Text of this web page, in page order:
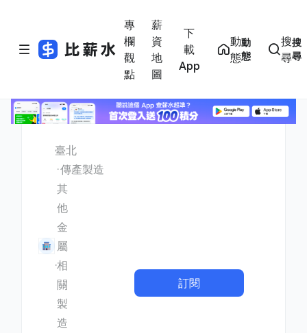
專
欄
觀
點
薪
資
地
圖
下
載
App
動
態
動
態
搜
尋
搜
尋
臺北
傳產製造
其
他
金
屬
相
關
製
造
訂閱